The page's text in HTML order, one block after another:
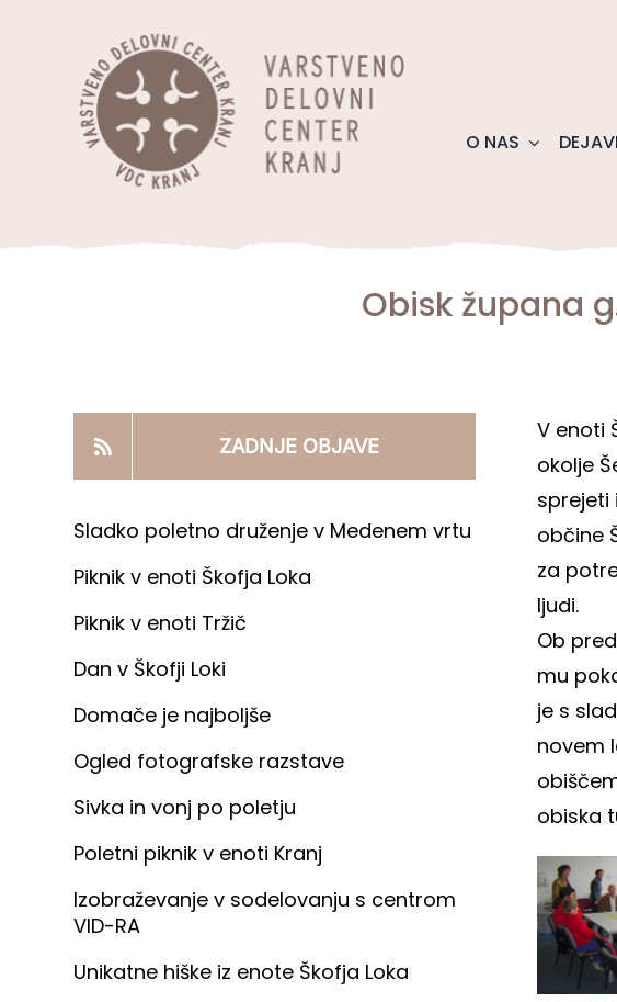
O NAS
Obisk župana
ZADNJE OBJAVE
Sladko poletno druženje v Medenem vrtu
Piknik v enoti Škofja Loka
Piknik v enoti Tržič
Dan v Škofji Loki
Domače je najboljše
Ogled fotografske razstave
Sivka in vonj po poletju
Poletni piknik v enoti Kranj
Izobraževanje v sodelovanju s centrom
VID-RA
Unikatne hiške iz enote Škofja Loka
V enoti
okolje
sprejeti
občine
za
ljudi.
Ob
mu
je s
novem
obiska